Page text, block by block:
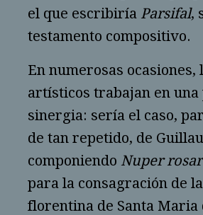
el que escribiría Parsifal,
testamento compositivo.
En numerosas ocasiones,
artísticos trabajan en
sinergia: sería el caso,
de tan repetido, de
componiendo Nuper
para la consagración de
florentina de Santa Maria